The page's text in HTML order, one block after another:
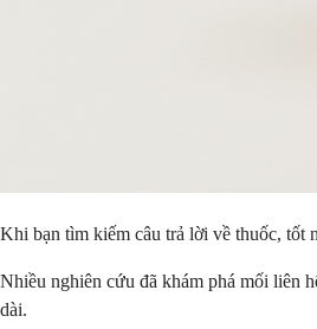
Khi bạn tìm kiếm câu trả lời về thuốc, tốt
Nhiều nghiên cứu đã khám phá mối liên
dài.